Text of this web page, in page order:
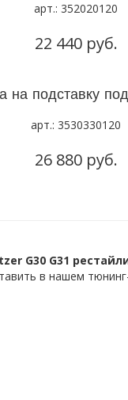
арт.: 352020120
22 440 руб.
на подставку
арт.: 3530330120
26 880 руб.
G30 G31
в нашем